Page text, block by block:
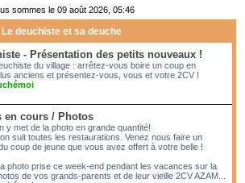
sommes le 09 août 2026, 05:46
Le deuchiste et sa deuche
- Présentation des petits nouveaux !
du village : arrêtez-vous boire un coup en
anciens et présentez-vous, vous et votre 2CV !
en cours / Photos
y met de la photo en grande quantité!
suit toutes les restaurations. Venez nous faire un
coup de jeune que vous avez offert à votre belle !
photo prise ce week-end pendant les vacances sur la
de vos grands-parents et de leur vieille 2CV AZAM...